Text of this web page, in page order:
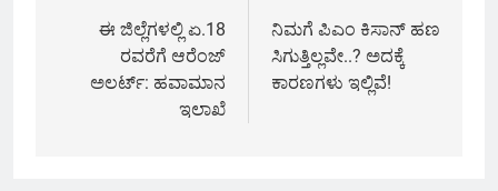
navigation
ಈ ಜಿಲ್ಲೆಗಳಲ್ಲಿ ಏ.18
ರವರೆಗೆ ಆರೆಂಜ್
ಅಲರ್ಟ್: ಹವಾಮಾನ
ಇಲಾಖೆ
ನಿಮಗೆ ಪಿಎಂ ಕಿಸಾನ್ ಹಣ
ಸಿಗುತ್ತಿಲ್ಲವೇ..? ಅದಕ್ಕೆ
ಕಾರಣಗಳು ಇಲ್ಲಿವೆ!